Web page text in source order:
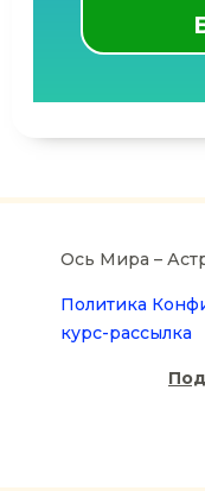
Ось Мира –
Политика
курс-рассылка